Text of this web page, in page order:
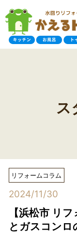
ス
リフォームコラム
2024/11/30
【浜松市 リ
とガスコンロ